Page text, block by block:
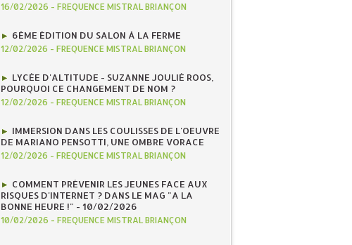
16/02/2026 - FREQUENCE MISTRAL BRIANÇON
6ÈME ÉDITION DU SALON À LA FERME
12/02/2026 - FREQUENCE MISTRAL BRIANÇON
LYCÉE D'ALTITUDE - SUZANNE JOULIÉ ROOS,
POURQUOI CE CHANGEMENT DE NOM ?
12/02/2026 - FREQUENCE MISTRAL BRIANÇON
IMMERSION DANS LES COULISSES DE L'OEUVRE
DE MARIANO PENSOTTI, UNE OMBRE VORACE
12/02/2026 - FREQUENCE MISTRAL BRIANÇON
COMMENT PRÉVENIR LES JEUNES FACE AUX
RISQUES D'INTERNET ? DANS LE MAG "A LA
BONNE HEURE !" - 10/02/2026
10/02/2026 - FREQUENCE MISTRAL BRIANÇON